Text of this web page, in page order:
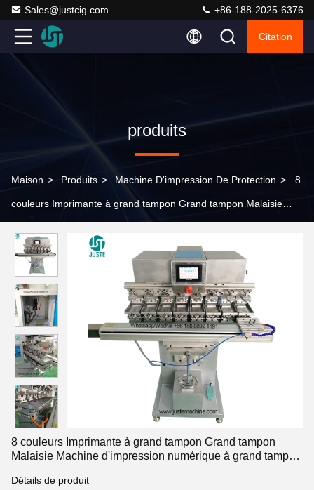
Sales@justcig.com +86-188-2025-6376
Citation
produits
Maison > Produits > Machine D'impression De Protection > 8
couleurs Imprimante à grand tampon Grand tampon Malaisie
moins étiquette stylo Nuances de verre de vin
8 couleurs Imprimante à grand tampon Grand tampon
Malaisie Machine d'impression numérique à grand tampon
vin
Détails de produit